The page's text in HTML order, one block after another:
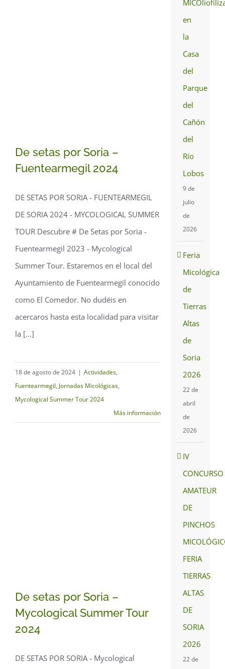
De setas por Soria –
Fuentearmegil 2024
De setas por Soria –
Fuentearmegil 2024
DE SETAS POR SORIA - FUENTEARMEGIL
DE SORIA 2024 - MYCOLOGICAL SUMMER
TOUR Descubre # De Setas por Soria -
Fuentearmegil 2023 - Mycological
Summer Tour. Estaremos en el local del
Ayuntamiento de Fuentearmegil conocido
como El Comedor. No dudéis en
acercaros hasta esta localidad para visitar
la [...]
18 de agosto de 2024 | Actividades,
Fuentearmegil, Jornadas Micológicas,
Mycological Summer Tour 2024
Más información
De setas por Soria –
Mycological Summer Tour
2024
DE SETAS POR SORIA - Mycological
en
la
Casa
del
Parque
del
Cañón
del
Río
Lobos
9 de
julio
de
2026
Feria
Micológica
de
Tierras
Altas
de
Soria
2026
22 de
abril
de
2026
IV
CONCURSO
AMATEUR
DE
PINCHOS
FERIA
TIERRAS
ALTAS
DE
SORIA
2026
22 de